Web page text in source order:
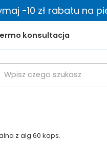
-10 zł rabatu na
konsultacja
z alg 60 kaps.